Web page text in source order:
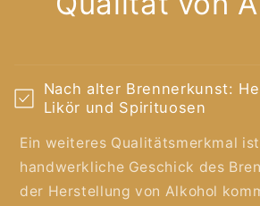
Nach alter Brennerkunst:
Likör und Spirituosen
Ein weiteres Qualitätsmerkmal
handwerkliche Geschick des
der Herstellung von Alkohol